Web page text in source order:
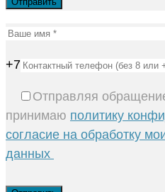
+7
Отправляя
принимаю политику
согласие на обработку
данных